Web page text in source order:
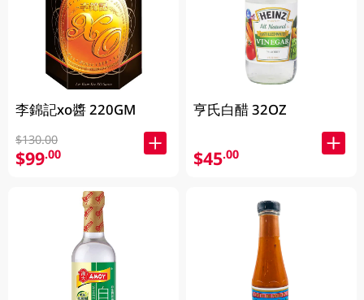
李錦記xo醬 220GM
$130.00
$99.00
亨氏白醋 32OZ
$45.00